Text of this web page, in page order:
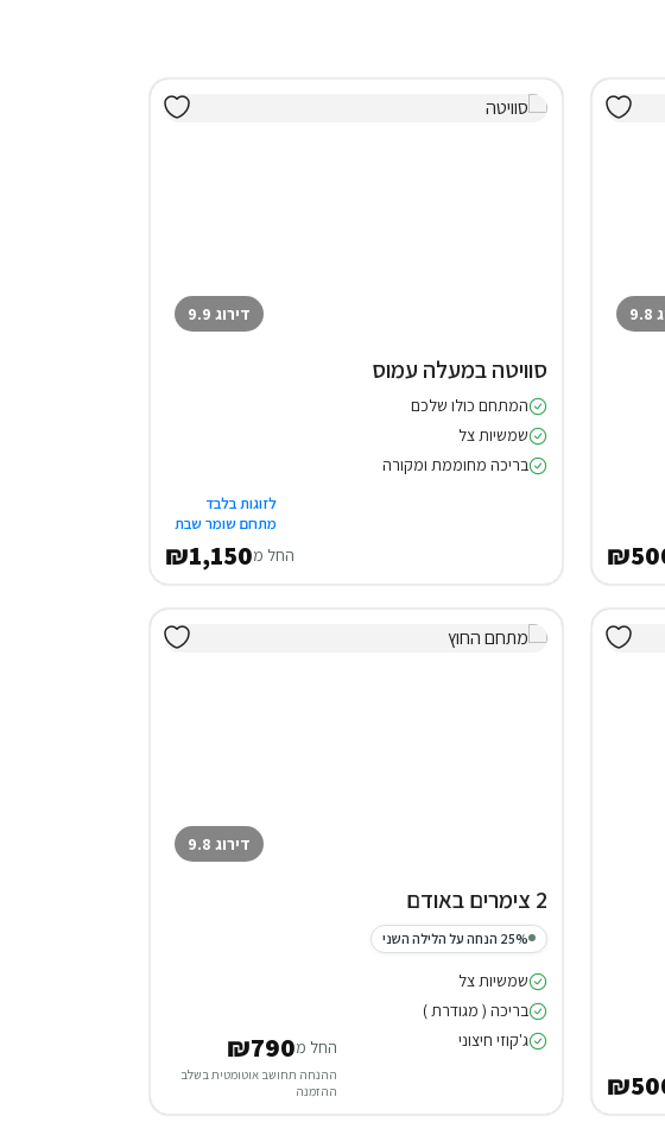
דירוג 9.9
סוויטה במעלה עמוס
המתחם כולו שלכם
שמשיות צל
בריכה מחוממת ומקורה
לזוגות בלבד
מתחם שומר שבת
החל מ₪1,150
דירוג 9.8
2 צימרים באודם
25% הנחה על הלילה השני
שמשיות צל
בריכה ( מגודרת )
ג'קוזי חיצוני
החל מ₪790
ההנחה תחושב אוטומטית בשלב
ההזמנה